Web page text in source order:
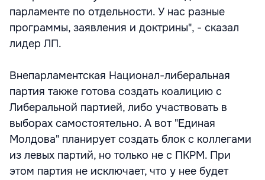
парламенте по отдельности. У нас разные
программы, заявления и доктрины", - сказал
лидер ЛП.
Внепарламентская Национал-либеральная
партия также готова создать коалицию с
Либеральной партией, либо участвовать в
выборах самостоятельно. А вот "Единая
Молдова" планирует создать блок с коллегами
из левых партий, но только не с ПКРМ. При
этом партия не исключает, что у нее будет